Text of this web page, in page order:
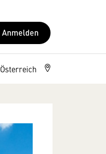
Anmelden
Österreich